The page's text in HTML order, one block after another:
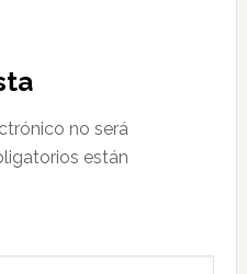
no será
están